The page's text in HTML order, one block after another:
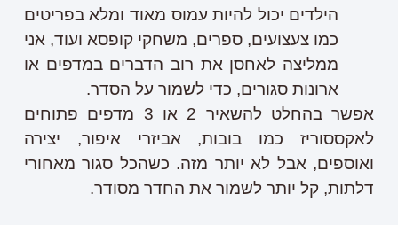
הילדים יכול להיות עמוס מאוד ומלא בפריטים
כמו צעצועים, ספרים, משחקי קופסא ועוד, אני
ממליצה לאחסן את רוב הדברים במדפים או
ארונות סגורים, כדי לשמור על הסדר.
אפשר בהחלט להשאיר 2 או 3 מדפים פתוחים
לאקססוריז כמו בובות, אביזרי איפור, יצירה
ואוספים, אבל לא יותר מזה. כשהכל סגור מאחורי
דלתות, קל יותר לשמור את החדר מסודר.